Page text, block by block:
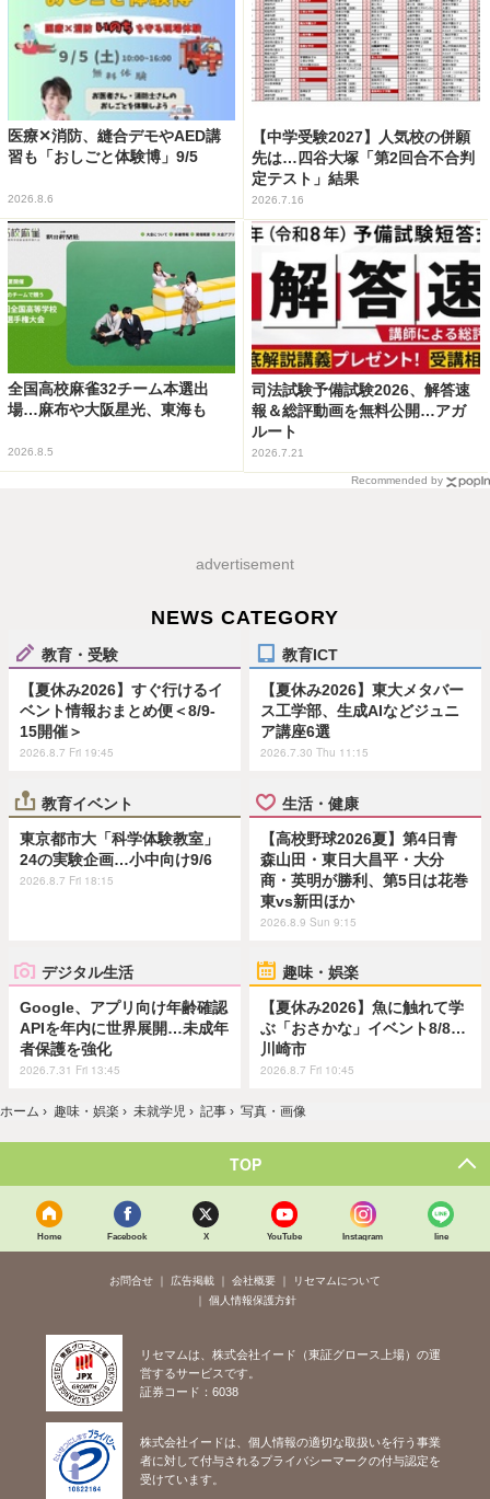
医療✕消防、縫合デモやAED講
習も「おしごと体験博」9/5
2026.8.6
【中学受験2027】人気校の併願
先は…四谷大塚「第2回合不合判
定テスト」結果
2026.7.16
全国高校麻雀32チーム本選出
場…麻布や大阪星光、東海も
2026.8.5
司法試験予備試験2026、解答速
報＆総評動画を無料公開…アガ
ルート
2026.7.21
Recommended by
advertisement
NEWS CATEGORY
教育・受験
【夏休み2026】すぐ行けるイ
ベント情報おまとめ便＜8/9-
15開催＞
2026.8.7 Fri 19:45
教育ICT
【夏休み2026】東大メタバー
ス工学部、生成AIなどジュニ
ア講座6選
2026.7.30 Thu 11:15
教育イベント
東京都市大「科学体験教室」
24の実験企画…小中向け9/6
2026.8.7 Fri 18:15
生活・健康
【高校野球2026夏】第4日青
森山田・東日大昌平・大分
商・英明が勝利、第5日は花巻
東vs新田ほか
2026.8.9 Sun 9:15
デジタル生活
Google、アプリ向け年齢確認
APIを年内に世界展開…未成年
者保護を強化
2026.7.31 Fri 13:45
趣味・娯楽
【夏休み2026】魚に触れて学
ぶ「おさかな」イベント8/8…
川崎市
2026.8.7 Fri 10:45
ホーム › 趣味・娯楽 › 未就学児 › 記事 › 写真・画像
TOP
Home Facebook X YouTube Instagram line
お問合せ 広告掲載 会社概要
リセマムについて
個人情報保護方針
リセマムは、株式会社イード（東証グロース上場）の運
営するサービスです。
証券コード：6038
株式会社イードは、個人情報の適切な取扱いを行う事業
者に対して付与されるプライバシーマークの付与認定を
受けています。